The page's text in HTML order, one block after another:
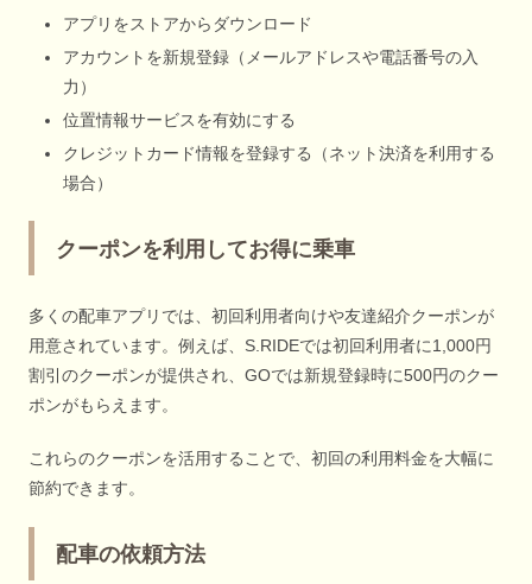
アプリをストアからダウンロード
アカウントを新規登録（メールアドレスや電話番号の入
力）
位置情報サービスを有効にする
クレジットカード情報を登録する（ネット決済を利用する
場合）
クーポンを利用してお得に乗車
多くの配車アプリでは、初回利用者向けや友達紹介クーポンが
用意されています。例えば、S.RIDEでは初回利用者に1,000円
割引のクーポンが提供され、GOでは新規登録時に500円のクー
ポンがもらえます。
これらのクーポンを活用することで、初回の利用料金を大幅に
節約できます。
配車の依頼方法